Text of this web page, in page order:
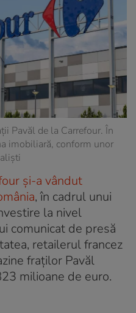
Pavăl de la Carrefour. În
imobiliară, conform unor
și-a vândut
, în cadrul unui
la nivel
comunicat de presă
retailerul francez
fraților Pavăl
milioane de euro.